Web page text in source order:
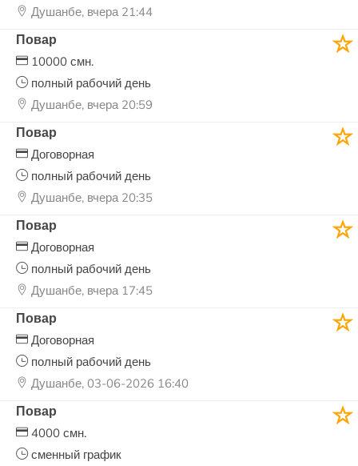
Душанбе, вчера 21:44
Повар
10000 смн.
полный рабочий день
Душанбе, вчера 20:59
Повар
Договорная
полный рабочий день
Душанбе, вчера 20:35
Повар
Договорная
полный рабочий день
Душанбе, вчера 17:45
Повар
Договорная
полный рабочий день
Душанбе, 03-06-2026 16:40
Повар
4000 смн.
сменный график